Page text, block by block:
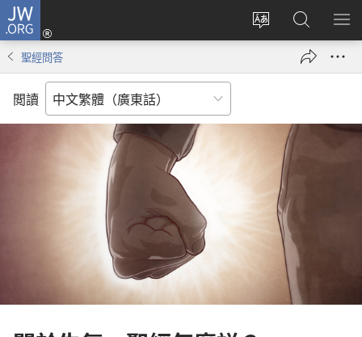
JW.ORG
更
言
登
錄
（開
窗）
搜
尋
JW.ORG
顯
聖經問答
閲讀